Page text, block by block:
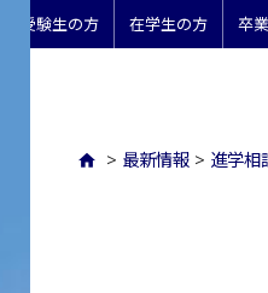
受験生の方 在学生の方 卒
名桜大学 > 最新情報 > 進学相